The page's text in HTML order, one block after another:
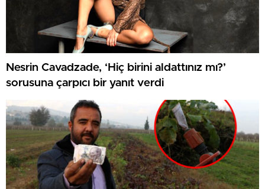
Nesrin Cavadzade, ‘Hiç birini aldattınız mı?’
sorusuna çarpıcı bir yanıt verdi